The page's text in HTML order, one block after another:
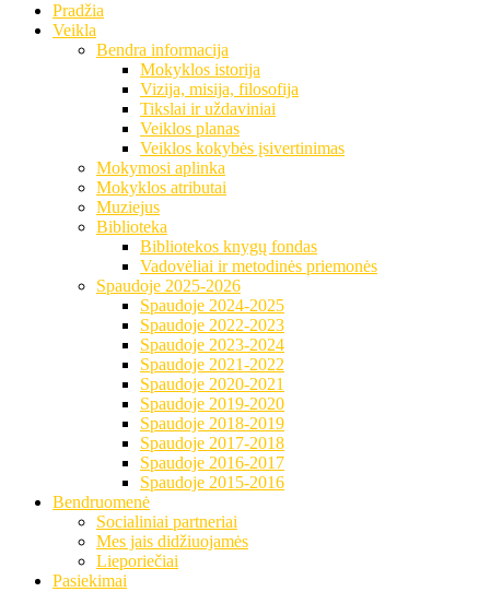
Pradžia
Veikla
Bendra informacija
Mokyklos istorija
Vizija, misija, filosofija
Tikslai ir uždaviniai
Veiklos planas
Veiklos kokybės įsivertinimas
Mokymosi aplinka
Mokyklos atributai
Muziejus
Biblioteka
Bibliotekos knygų fondas
Vadovėliai ir metodinės priemonės
Spaudoje 2025-2026
Spaudoje 2024-2025
Spaudoje 2022-2023
Spaudoje 2023-2024
Spaudoje 2021-2022
Spaudoje 2020-2021
Spaudoje 2019-2020
Spaudoje 2018-2019
Spaudoje 2017-2018
Spaudoje 2016-2017
Spaudoje 2015-2016
Bendruomenė
Socialiniai partneriai
Mes jais didžiuojamės
Lieporiečiai
Pasiekimai